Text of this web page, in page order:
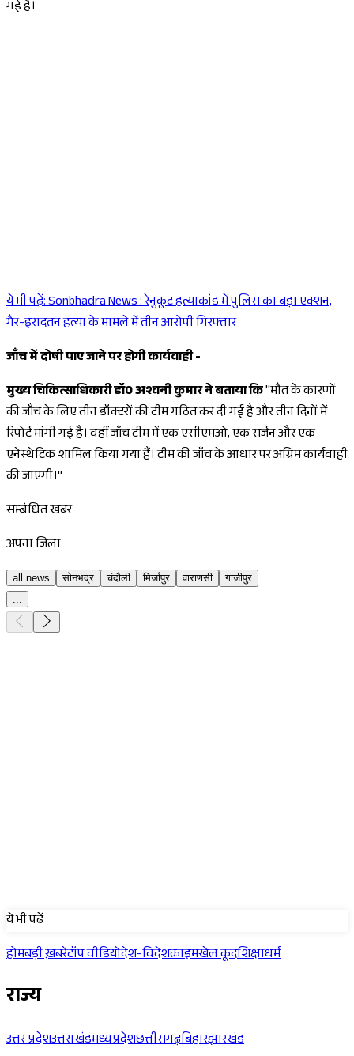
गई है।
Sponsored
ये भी पढ़ें:Sonbhadra News : रेनुकूट हत्याकांड में पुलिस का बड़ा एक्शन,
गैर-इरादतन हत्या के मामले में तीन आरोपी गिरफ्तार
जाँच में दोषी पाए जाने पर होगी कार्यवाही -
मुख्य चिकित्साधिकारी डॉ0 अश्वनी कुमार ने बताया कि"मौत के कारणों
की जाँच के लिए तीन डॉक्टरों की टीम गठित कर दी गई है और तीन दिनों में
रिपोर्ट मांगी गई है। वहीं जाँच टीम में एक एसीएमओ, एक सर्जन और एक
एनेस्थेटिक शामिल किया गया हैं। टीम की जाँच के आधार पर अग्रिम कार्यवाही
की जाएगी।"
सम्बंधित खबर
अपना जिला
all news सोनभद्र चंदौली मिर्जापुर वाराणसी
गाजीपुर
...
ये भी पढ़ें
होमबड़ी ख़बरेंटॉप वीडियोदेश-विदेशक्राइमखेल कूदशिक्षाधर्म
राज्य
उत्तर प्रदेशउत्तराखंडमध्यप्रदेशछत्तीसगढ़बिहारझारखंड